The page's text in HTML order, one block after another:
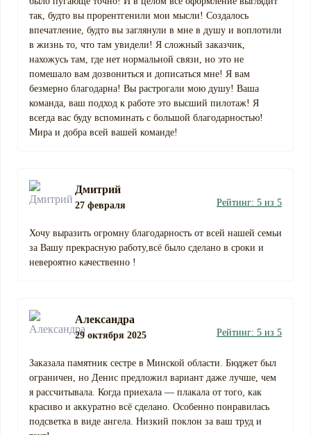
так, будто вы прорентгенили мои мысли! Создалось
впечатление, будто вы заглянули в мне в душу и воплотили
в жизнь то, что там увидели! Я сложный заказчик,
нахожусь там, где нет нормальной связи, но это не
помешало вам дозвониться и дописаться мне! Я вам
безмерно благодарна! Вы растрогали мою душу! Ваша
команда, ваш подход к работе это высший пилотаж! Я
всегда вас буду вспоминать с большой благодарностью!
Мира и добра всей вашей команде!
Дмитрий
27 февраля Рейтинг: 5 из 5
Хочу выразить огромну благодарность от всей нашей семьи
за Вашу прекрасную работу,всё было сделано в сроки и
невероятно качественно !
Александра
29 октября 2025 Рейтинг: 5 из 5
Заказала памятник сестре в Минской области. Бюджет был
ограничен, но Денис предложил вариант даже лучше, чем
я рассчитывала. Когда приехала — плакала от того, как
красиво и аккуратно всё сделано. Особенно понравилась
подсветка в виде ангела. Низкий поклон за ваш труд и